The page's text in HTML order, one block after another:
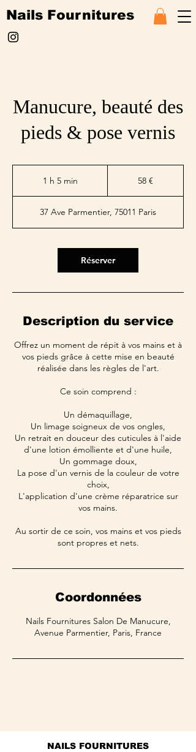
Nails Fournitures
Manucure, beauté des
pieds & pose vernis
1 h 5 min
i
n
58 €
37 Ave Parmentier, 75011 Paris
Réserver
Description du service
Offrez un moment de répit à vos mains et à
vos pieds grâce à cette mise en beauté
réalisée dans les règles de l'art.
Ce soin comprend :
Un démaquillage,
Un limage soigneux de vos ongles,
Un retrait en douceur des cuticules à l'aide
d'une lotion émolliente et d'une huile,
Un gommage doux,
La pose d'un vernis de la couleur de votre
choix,
L'application d'une crème réparatrice sur
vos mains.
Au sortir de ce soin, vos mains et vos pieds
sont propres et nets.
Coordonnées
Nails Fournitures Salon De Manucure,
Avenue Parmentier, Paris, France
NAILS FOURNITURES